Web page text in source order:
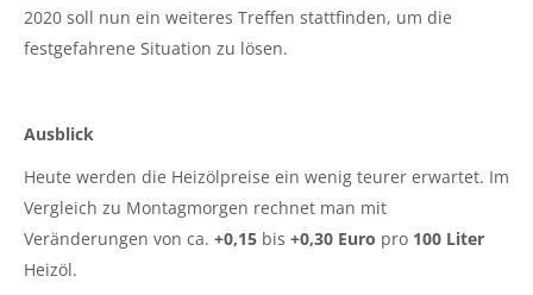
2020 soll nun ein weiteres Treffen stattfinden, um die
festgefahrene Situation zu lösen.
Ausblick
Heute werden die Heizölpreise ein wenig teurer erwartet. Im
Vergleich zu Montagmorgen rechnet man mit
Veränderungen von ca. +0,15 bis +0,30 Euro pro 100 Liter
Heizöl.